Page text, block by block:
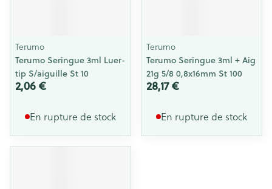
Terumo
Terumo Seringue 3ml Luer-
tip S/aiguille St 10
2,06 €
En rupture de stock
Terumo
Terumo Seringue 3ml + Aig
21g 5/8 0,8x16mm St 100
28,17 €
En rupture de stock